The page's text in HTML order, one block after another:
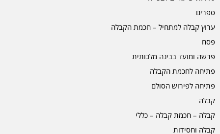
ספרים
ערוץ קבלה למתחיל – חכמת הקבלה
פסח
פרשה ומועד בבינה מלכותית
פתיחה לחכמת הקבלה
פתיחה לפירוש הסולם
קבלה
קבלה – חכמת קבלה – כללי
קבלה וחסידות